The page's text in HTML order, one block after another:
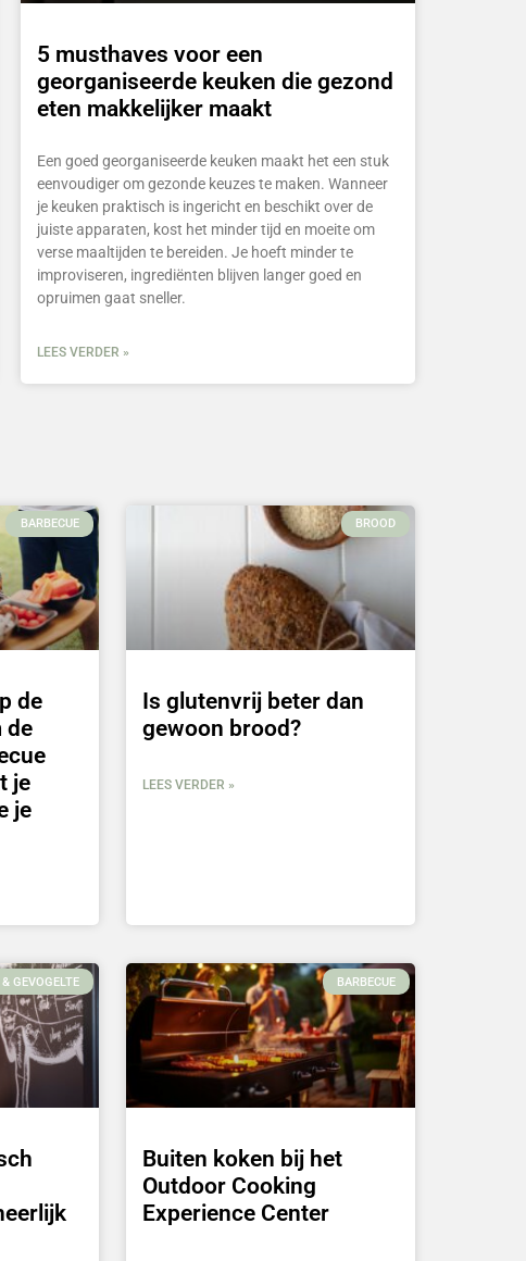
5 musthaves voor een
georganiseerde keuken die gezond
eten makkelijker maakt
Een goed georganiseerde keuken maakt het een stuk
eenvoudiger om gezonde keuzes te maken. Wanneer
je keuken praktisch is ingericht en beschikt over de
juiste apparaten, kost het minder tijd en moeite om
verse maaltijden te bereiden. Je hoeft minder te
improviseren, ingrediënten blijven langer goed en
opruimen gaat sneller.
LEES VERDER »
BARBECUE
de
de
je
je
BROOD
Is glutenvrij beter dan
gewoon brood?
LEES VERDER »
GEVOGELTE BARBECUE
Buiten koken bij het
Outdoor Cooking
Experience Center